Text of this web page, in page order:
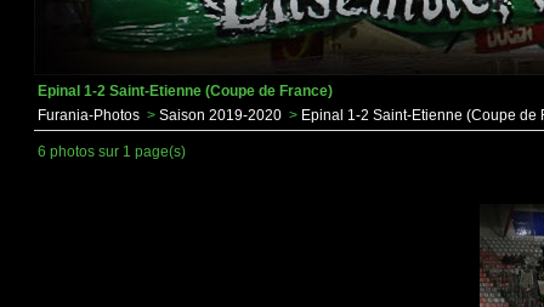
Epinal 1-2 Saint-Etienne (Coupe de France)
Furania-Photos > Saison 2019-2020 > Epinal 1-2 Saint-Etienne (Coupe de
6 photos sur 1 page(s)